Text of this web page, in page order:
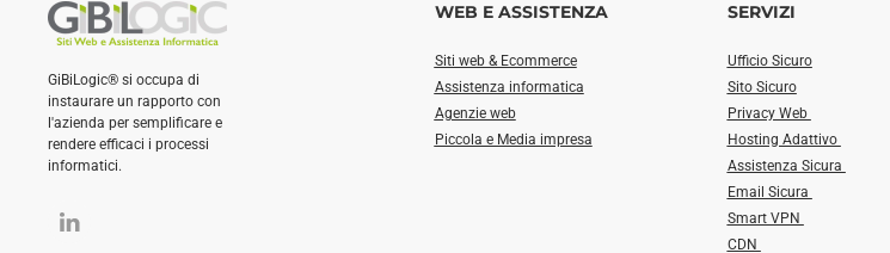
GiBiLogic® si occupa di
instaurare un rapporto con
l'azienda per semplificare e
rendere efficaci i processi
informatici.
WEB E ASSISTENZA
Siti web & Ecommerce
Assistenza informatica
Agenzie web
Piccola e Media impresa
SERVIZI
Ufficio Sicuro
Sito Sicuro
Privacy Web
Hosting Adattivo
Assistenza Sicura
Email Sicura
Smart VPN
CDN